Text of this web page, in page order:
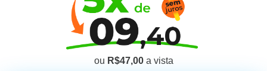
ou R$47,00a vista